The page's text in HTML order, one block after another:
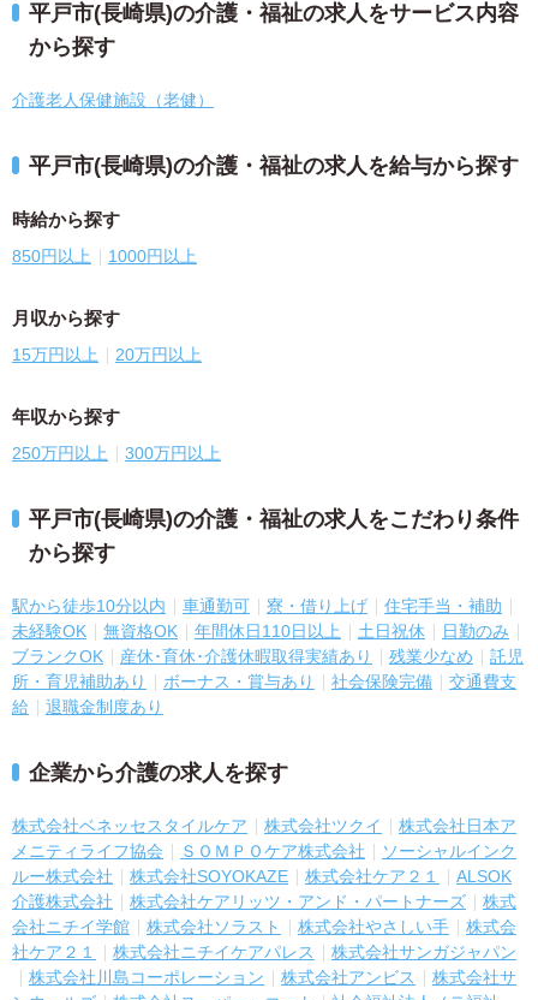
平戸市(長崎県)の介護・福祉の求人をサービス内容
から探す
介護老人保健施設（老健）
平戸市(長崎県)の介護・福祉の求人を給与から探す
時給から探す
850円以上 1000円以上
月収から探す
15万円以上 20万円以上
年収から探す
250万円以上 300万円以上
平戸市(長崎県)の介護・福祉の求人をこだわり条件
から探す
駅から徒歩10分以内 車通勤可 寮・借り上げ
住宅手当・補助
未経験OK
無資格OK 年間休日110日以上 土日祝休
日勤のみ
ブランクOK
産休･育休･介護休暇取得実績あり 残業少なめ
託児
所・育児補助あり
ボーナス・賞与あり 社会保険完備
交通費支
給
退職金制度あり
企業から介護の求人を探す
株式会社ベネッセスタイルケア 株式会社ツクイ
株式会社日本ア
メニティライフ協会
ＳＯＭＰＯケア株式会社
ソーシャルインク
ルー株式会社
株式会社SOYOKAZE 株式会社ケア２１
ALSOK
介護株式会社
株式会社ケアリッツ・アンド・パートナーズ
株式
会社ニチイ学館
株式会社ソラスト 株式会社やさしい手
株式会
社ケア２１
株式会社ニチイケアパレス
株式会社サンガジャパン
株式会社川島コーポレーション
株式会社アンビス
株式会社サ